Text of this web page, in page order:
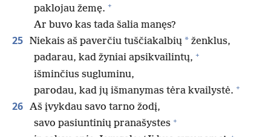
paklojau žemę. +
Ar buvo kas tada šalia manęs?
25 Niekais aš paverčiu tuščiakalbių * ženklus,
padarau, kad žyniai apsikvailintų, +
išminčius sugluminu,
parodau, kad jų išmanymas tėra kvailystė. +
26 Aš įvykdau savo tarno žodį,
savo pasiuntinių pranašystes +